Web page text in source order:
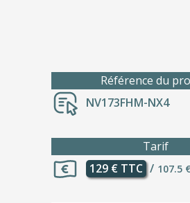
Référence du
NV173FHM-NX4
Tarif
129 € TTC / 107.5